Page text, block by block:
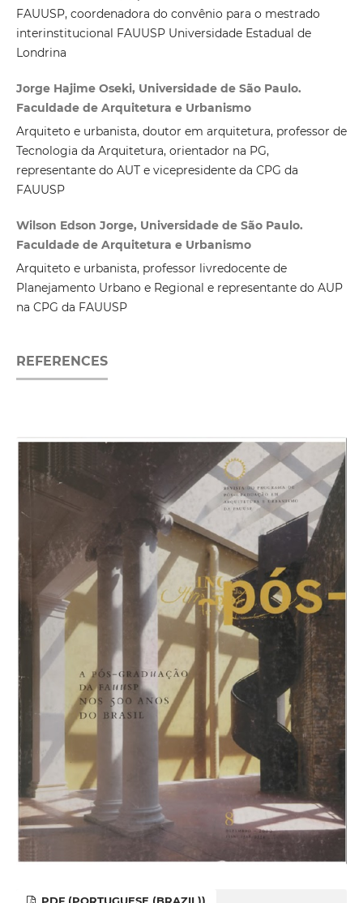
FAUUSP, coordenadora do convênio para o mestrado
interinstitucional FAUUSP Universidade Estadual de
Londrina
Jorge Hajime Oseki, Universidade de São Paulo.
Faculdade de Arquitetura e Urbanismo
Arquiteto e urbanista, doutor em arquitetura, professor de
Tecnologia da Arquitetura, orientador na PG,
representante do AUT e vicepresidente da CPG da
FAUUSP
Wilson Edson Jorge, Universidade de São Paulo.
Faculdade de Arquitetura e Urbanismo
Arquiteto e urbanista, professor livredocente de
Planejamento Urbano e Regional e representante do AUP
na CPG da FAUUSP
REFERENCES